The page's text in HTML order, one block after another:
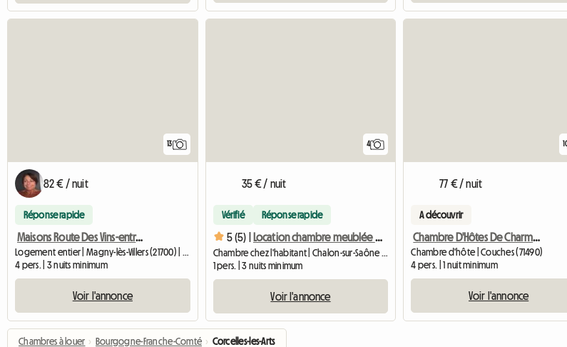
13
82 € / nuit
Réponse rapide
Maisons Route Des Vins-entre Nuits Saint Georges Et Beaune
4 pers. | 3 nuits minimum
Voir l'annonce
4
35 € / nuit
Vérifié Réponse rapide
5 (5) | Location chambre meublée pour etudiant
1 pers. | 3 nuits minimum
Voir l'annonce
77 € / nuit
A découvrir
Chambre D'Hôtes De Charme À Louer
Chambre d'hôte | Couches (71490)
4 pers. | 1 nuit minimum
Voir l'annonce
Chambres à louer › Bourgogne-Franche-Comté › Corcelles-les-Arts